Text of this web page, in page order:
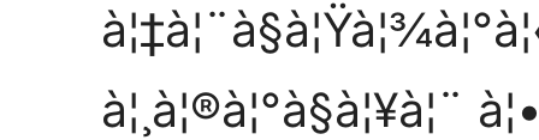
à¦¸à¦®à¦°à§à¦¥à¦¨